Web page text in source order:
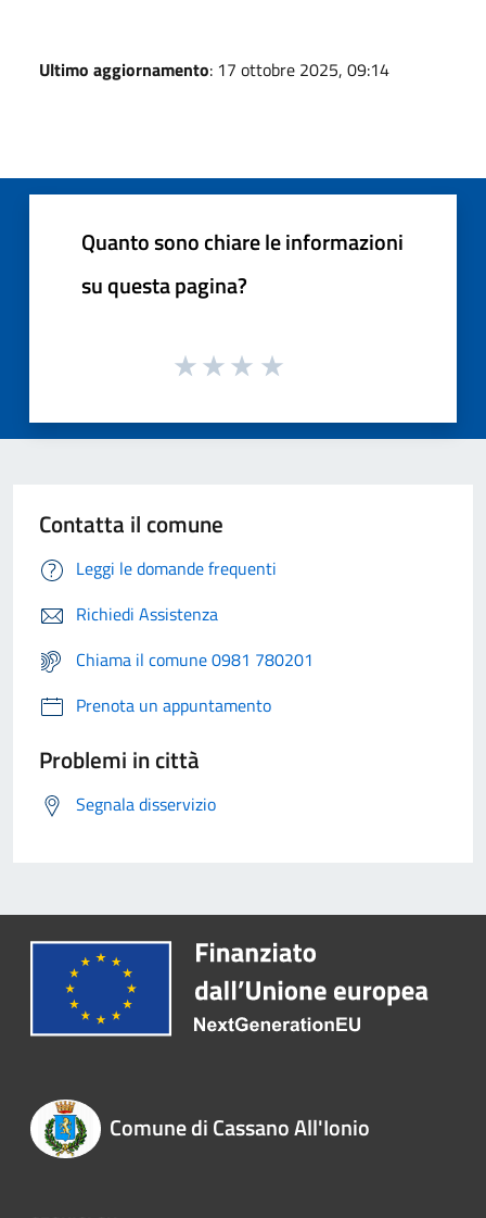
Ultimo aggiornamento: 17 ottobre 2025, 09:14
Quanto sono chiare le informazioni
su questa pagina?
Contatta il comune
Leggi le domande frequenti
Richiedi Assistenza
Chiama il comune 0981 780201
Prenota un appuntamento
Problemi in città
Segnala disservizio
Comune di Cassano All'Ionio